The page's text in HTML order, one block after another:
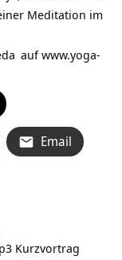
Meditation im
aufwww.yoga-
Email
Kurzvortrag